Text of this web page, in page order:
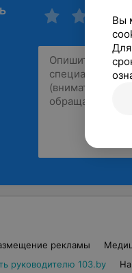
рекламы
руководителю 103.by
Вы